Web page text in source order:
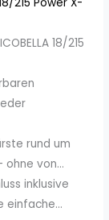
18/215
rund um
von...
inklusive
einfache...